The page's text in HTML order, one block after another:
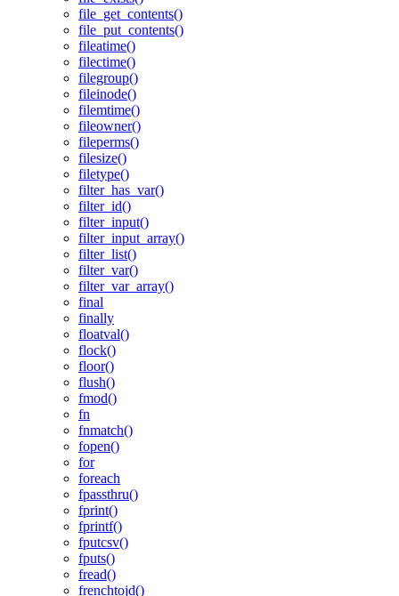
file_get_contents()
file_put_contents()
fileatime()
filectime()
filegroup()
fileinode()
filemtime()
fileowner()
fileperms()
filesize()
filetype()
filter_has_var()
filter_id()
filter_input()
filter_input_array()
filter_list()
filter_var()
filter_var_array()
final
finally
floatval()
flock()
floor()
flush()
fmod()
fn
fnmatch()
fopen()
for
foreach
fpassthru()
fprint()
fprintf()
fputcsv()
fputs()
fread()
frenchtojd()